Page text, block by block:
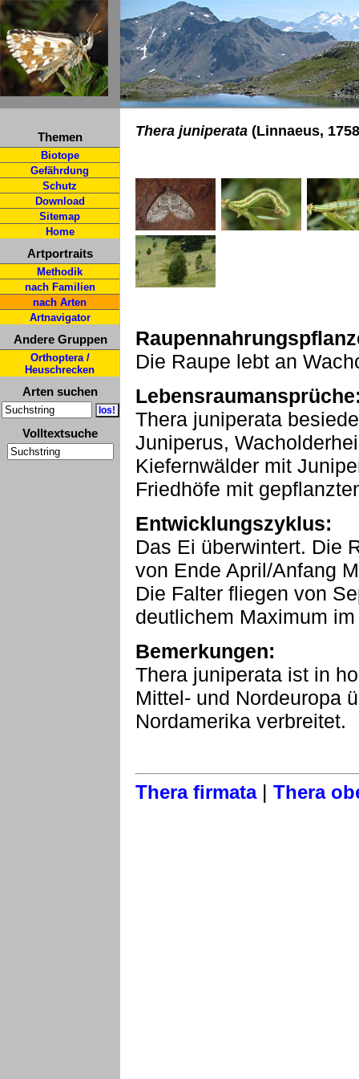
Themen
Biotope
Gefährdung
Schutz
Download
Sitemap
Home
Artportraits
Methodik
nach Familien
nach Arten
Artnavigator
Andere Gruppen
Orthoptera /
Heuschrecken
Arten suchen
Volltextsuche
Thera juniperata (Linnaeus,
Die Raupe lebt an
Thera juniperata
Juniperus,
Kiefernwälder mit
Friedhöfe mit
Entwicklungszyklus:
Das Ei überwintert. Die
von Ende April/Anfang
Die Falter fliegen von
deutlichem Maximum
Bemerkungen:
Thera juniperata ist in
Mittel- und Nordeuropa
Nordamerika verbreitet.
Thera firmata| Thera